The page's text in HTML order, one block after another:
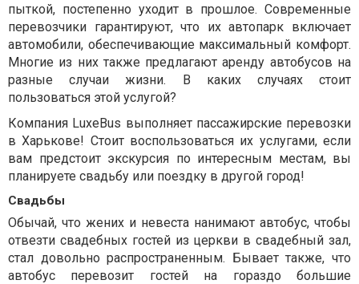
пыткой, постепенно уходит в прошлое. Современные
перевозчики гарантируют, что их автопарк включает
автомобили, обеспечивающие максимальный комфорт.
Многие из них также предлагают аренду автобусов на
разные случаи жизни. В каких случаях стоит
пользоваться этой услугой?
Компания LuxeBus выполняет пассажирские перевозки
в Харькове! Стоит воспользоваться их услугами, если
вам предстоит экскурсия по интересным местам, вы
планируете свадьбу или поездку в другой город!
Свадьбы
Обычай, что жених и невеста нанимают автобус, чтобы
отвезти свадебных гостей из церкви в свадебный зал,
стал довольно распространенным. Бывает также, что
автобус перевозит гостей на гораздо большие